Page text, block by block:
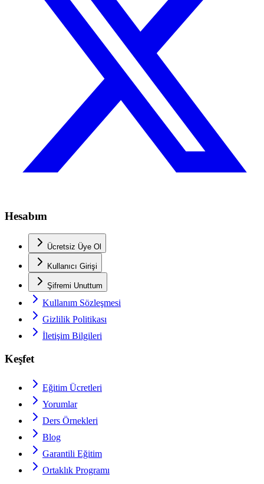
Hesabım
Ücretsiz Üye Ol
Kullanıcı Girişi
Şifremi Unuttum
Kullanım Sözleşmesi
Gizlilik Politikası
İletişim Bilgileri
Keşfet
Eğitim Ücretleri
Yorumlar
Ders Örnekleri
Blog
Garantili Eğitim
Ortaklık Programı